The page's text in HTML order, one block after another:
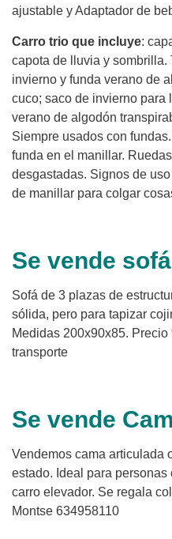
ajustable y Adaptador de
Carro trio que incluye:
capota de lluvia y sombrilla.
invierno y funda verano de
cuco; saco de invierno para
verano de algodón
Siempre usados con
funda en el manillar.
desgastadas. Signos de
de manillar para colgar
Se vende sofá
Sofá de 3 plazas de
sólida, pero para tapizar
Medidas 200x90x85.
transporte
Se vende
Vendemos cama articulada
estado. Ideal para
carro elevador. Se regala
Montse 634958110